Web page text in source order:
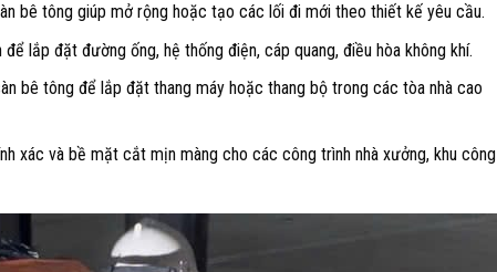
bê tông giúp mở rộng hoặc tạo các lối đi mới theo thiết kế yêu cầu.
lắp đặt đường ống, hệ thống điện, cáp quang, điều hòa không khí.
bê tông để lắp đặt thang máy hoặc thang bộ trong các tòa nhà cao
xác và bề mặt cắt mịn màng cho các công trình nhà xưởng, khu công